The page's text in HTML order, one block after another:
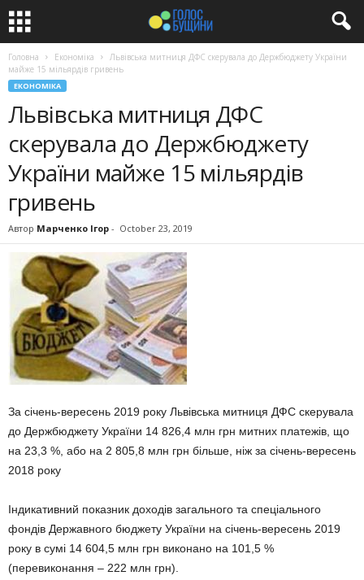
Головна Економіка
Львівська митниця ДФС скерувала до Держбюджету України
майже 15 мільярдів гривень
ЕКОНОМІКА
Львівська митниця ДФС
скерувала до Держбюджету
України майже 15 мільярдів
гривень
Автор Марченко Ігор - October 23, 2019
За січень-вересень 2019 року Львівська митниця ДФС скерувала
до Держбюджету України 14 826,4 млн грн митних платежів, що
на 23,3 %, або на 2 805,8 млн грн більше, ніж за січень-вересень
2018 року
Індикативний показник доходів загального та спеціального
фондів Державного бюджету України на січень-вересень 2019
року в сумі 14 604,5 млн грн виконано на 101,5 %
(перевиконання – 222 млн грн).